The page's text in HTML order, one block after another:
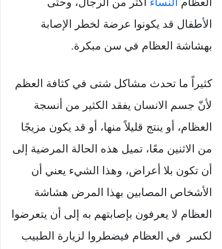
الأطفال قد يكونوا عرضة لخطر الإصابة
بهشاشة العظام في سن مبكرة.
كثيراً ما تحدث مشاكل شتى في كثافة العظم
لأنّ جسم الانسان يفقد الكثير من أنسجة
العظام، أو ينتج قليلاً منها، أو قد يكون مزيجًا
من الاثنين معًا، تميل هذه الحالة المرضية إلى
أن تكون بلا أعراض، وهذا الشيء يعني أن
الأشخاص المصابين بهذا المرض هشاشة
العظام لا يعرفون بإصابتهم به إلى أن يتعرضوا
لكسر في العظام فيضطروا لزيارة الطبيب